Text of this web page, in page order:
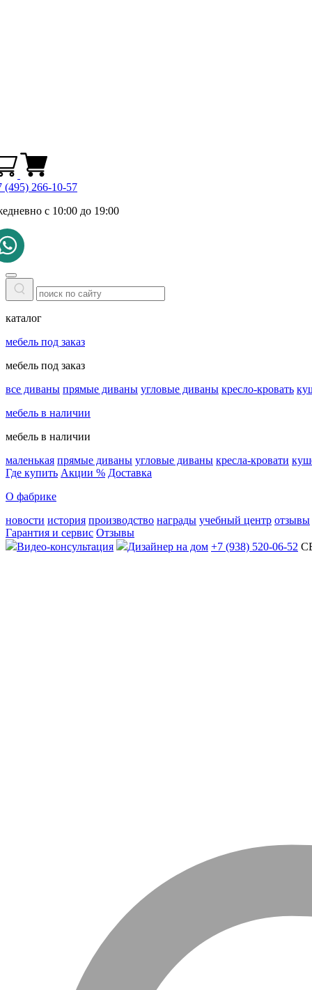
(495) 266-10-57
с 10:00 до 19:00
каталог
мебель под заказ
мебель под заказ
все диваны прямые диваны угловые диваны кресло-кровать
мебель в наличии
мебель в наличии
маленькая прямые диваны угловые диваны кресла-кровати
Где купить Акции % Доставка
О фабрике
новости история производство награды учебный центр отзывы
Гарантия и сервис Отзывы
Видео-консультация
Дизайнер на дом +7 (938) 520-06-52